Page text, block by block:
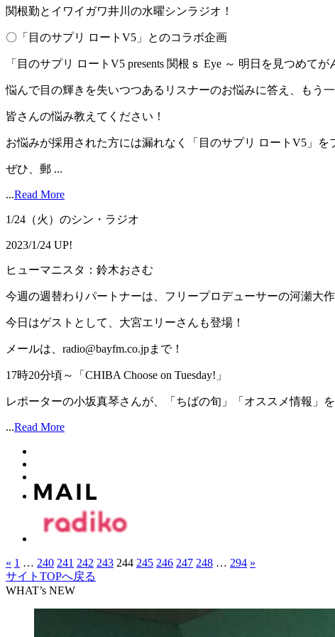
関根勤とイワイガワ井川の水曜シンラジオ！
〇「目のサプリ ロートV5」とのコラボ企画
「目のサプリ ロートV5 presents 関根ｓ Eye ～ 明日を見つめてが
悩んで目の輝きを失いつつあるリスナーのお悩みに答え、もう
皆さんの悩み教えてください！
お悩みが採用された方には漏れなく「目のサプリ ロートV5」を
ぜひ、郵 ...
...Read More
1/24（火）のシン・ラジオ
2023/1/24 UP!
ヒューマニスタ：鈴木おさむ
今週の週替わりパートナーは、フリープロデューサーの河瀬大作
今日はゲストとして、大宮エリーさんも登場！
メールは、radio@bayfm.co.jpまで！
17時20分頃～「CHIBA Choose on Tuesday!」
レポーターの小坂真琴さんが、「ちばの旬」「オススメ情報」
...Read More
« 1 … 240 241 242 243 244 245 246 247 248 … 294 »
サイトTOPへ戻る
WHAT’s NEW